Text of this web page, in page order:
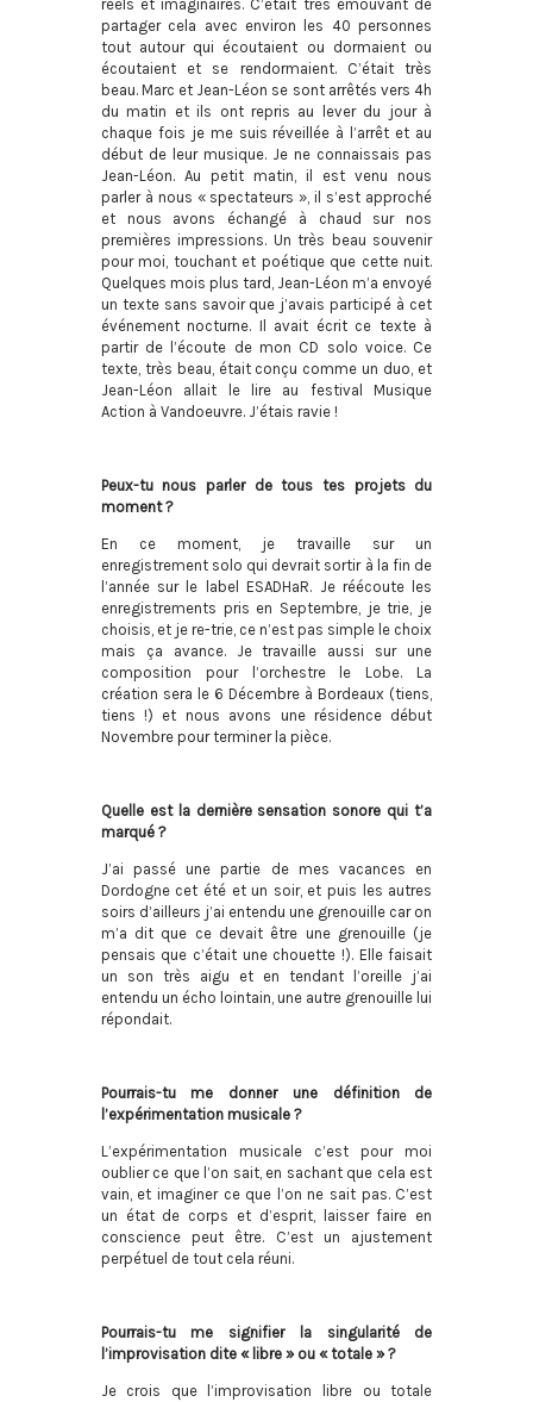
réels et imaginaires. C’était très émouvant de
partager cela avec environ les 40 personnes
tout autour qui écoutaient ou dormaient ou
écoutaient et se rendormaient. C’était très
beau. Marc et Jean-Léon se sont arrêtés vers 4h
du matin et ils ont repris au lever du jour à
chaque fois je me suis réveillée à l’arrêt et au
début de leur musique. Je ne connaissais pas
Jean-Léon. Au petit matin, il est venu nous
parler à nous « spectateurs », il s’est approché
et nous avons échangé à chaud sur nos
premières impressions. Un très beau souvenir
pour moi, touchant et poétique que cette nuit.
Quelques mois plus tard, Jean-Léon m’a envoyé
un texte sans savoir que j’avais participé à cet
événement nocturne. Il avait écrit ce texte à
partir de l’écoute de mon CD solo voice. Ce
texte, très beau, était conçu comme un duo, et
Jean-Léon allait le lire au festival Musique
Action à Vandoeuvre. J’étais ravie !
Peux-tu nous parler de tous tes projets du
moment ?
En ce moment, je travaille sur un
enregistrement solo qui devrait sortir à la fin de
l’année sur le label ESADHaR. Je réécoute les
enregistrements pris en Septembre, je trie, je
choisis, et je re-trie, ce n’est pas simple le choix
mais ça avance. Je travaille aussi sur une
composition pour l’orchestre le Lobe. La
création sera le 6 Décembre à Bordeaux (tiens,
tiens !) et nous avons une résidence début
Novembre pour terminer la pièce.
Quelle est la dernière sensation sonore qui t’a
marqué ?
J’ai passé une partie de mes vacances en
Dordogne cet été et un soir, et puis les autres
soirs d’ailleurs j’ai entendu une grenouille car on
m’a dit que ce devait être une grenouille (je
pensais que c’était une chouette !). Elle faisait
un son très aigu et en tendant l’oreille j’ai
entendu un écho lointain, une autre grenouille lui
répondait.
Pourrais-tu me donner une définition de
l’expérimentation musicale ?
L’expérimentation musicale c’est pour moi
oublier ce que l’on sait, en sachant que cela est
vain, et imaginer ce que l’on ne sait pas. C’est
un état de corps et d’esprit, laisser faire en
conscience peut être. C’est un ajustement
perpétuel de tout cela réuni.
Pourrais-tu me signifier la singularité de
l’improvisation dite « libre » ou « totale » ?
Je crois que l’improvisation libre ou totale